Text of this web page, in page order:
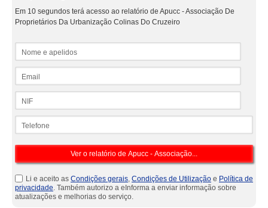
Em 10 segundos terá acesso ao relatório de Apucc - Associação De
Proprietários Da Urbanização Colinas Do Cruzeiro
Li e aceito as Condições gerais, Condições de Utilização e Política de
privacidade. Também autorizo a eInforma a enviar informação sobre
atualizações e melhorias do serviço.